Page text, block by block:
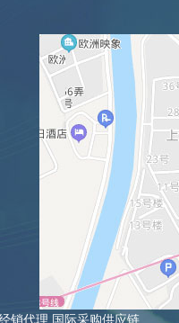
销代理 国际采购供应链